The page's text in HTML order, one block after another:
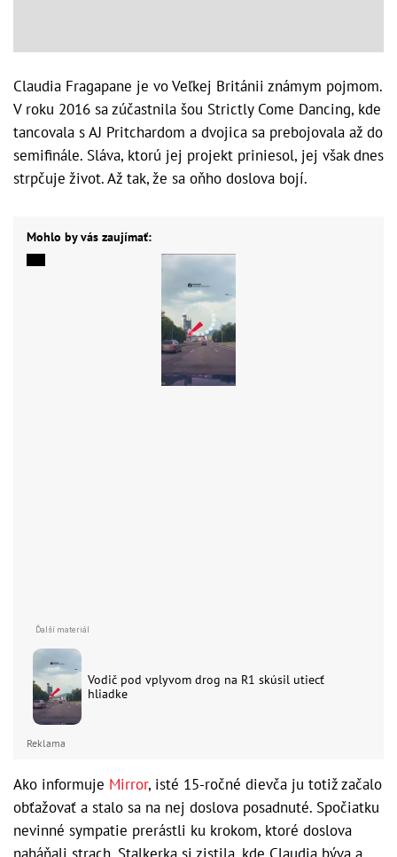
Claudia Fragapane je vo Veľkej Británii známym pojmom.
V roku 2016 sa zúčastnila šou Strictly Come Dancing, kde
tancovala s AJ Pritchardom a dvojica sa prebojovala až do
semifinále. Sláva, ktorú jej projekt priniesol, jej však dnes
strpčuje život. Až tak, že sa oňho doslova bojí.
Mohlo by vás zaujímať:
Vodič pod vplyvom drog na R1 skúsil utiecť
hliadke
Reklama
Ako informuje Mirror, isté 15-ročné dievča ju totiž začalo
obťažovať a stalo sa na nej doslova posadnuté. Spočiatku
nevinné sympatie prerástli ku krokom, ktoré doslova